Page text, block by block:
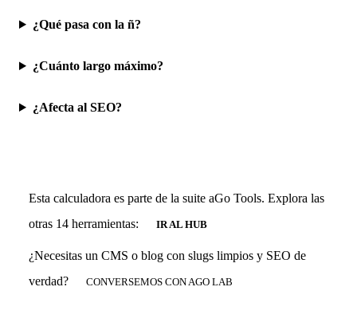
¿Qué pasa con la ñ?
¿Cuánto largo máximo?
¿Afecta al SEO?
Esta calculadora es parte de la suite aGo Tools. Explora las
otras 14 herramientas:
IR AL HUB
¿Necesitas un CMS o blog con slugs limpios y SEO de
verdad?
CONVERSEMOS CON AGO LAB